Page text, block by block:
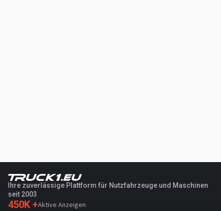
Ihre zuverlässige Plattform für Nutzfahrzeuge und Maschinen
seit 2003
450K +Aktive Anzeigen